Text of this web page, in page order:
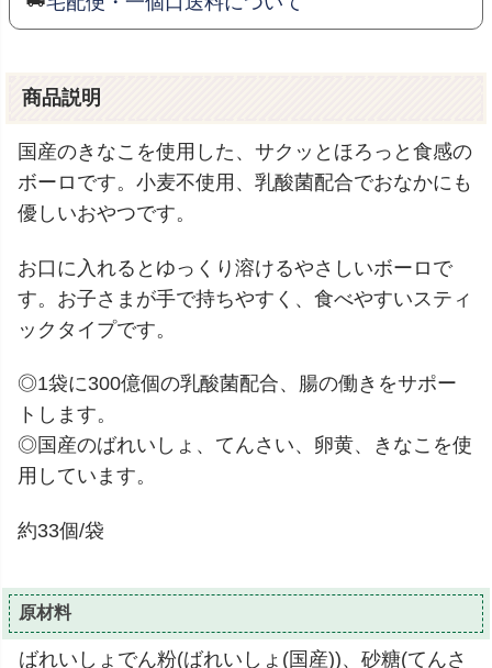
商品説明
国産のきなこを使用した、サクッとほろっと食感の
ボーロです。小麦不使用、乳酸菌配合でおなかにも
優しいおやつです。
お口に入れるとゆっくり溶けるやさしいボーロで
す。お子さまが手で持ちやすく、食べやすいスティ
ックタイプです。
◎1袋に300億個の乳酸菌配合、腸の働きをサポー
トします。
◎国産のばれいしょ、てんさい、卵黄、きなこを使
用しています。
約33個/袋
原材料
ばれいしょでん粉(ばれいしょ(国産))、砂糖(てんさ